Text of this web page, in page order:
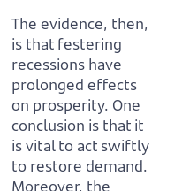
The evidence, then,
is that festering
recessions have
prolonged effects
on prosperity. One
conclusion is that it
is vital to act swiftly
to restore demand.
Moreover, the